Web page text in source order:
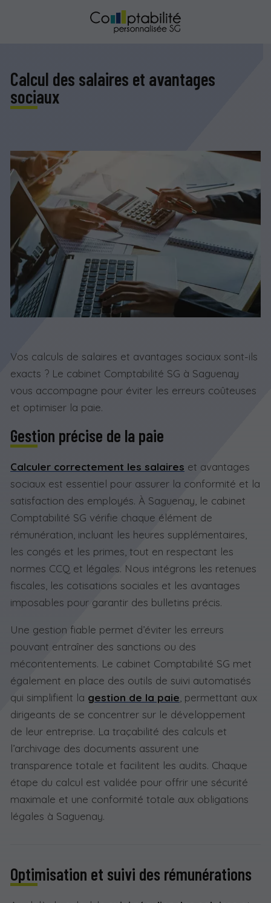
Calcul des salaires et avantages
sociaux
Vos calculs de salaires et avantages sociaux sont-ils
exacts ? Le cabinet Comptabilité SG à Saguenay
vous accompagne pour éviter les erreurs coûteuses
et optimiser la paie.
Gestion précise de la paie
Calculer correctement les salaires et avantages
sociaux est essentiel pour assurer la conformité et la
satisfaction des employés. À Saguenay, le cabinet
Comptabilité SG vérifie chaque élément de
rémunération, incluant les heures supplémentaires,
les congés et les primes, tout en respectant les
normes CCQ et légales. Nous intégrons les retenues
fiscales, les cotisations sociales et les avantages
imposables pour garantir des bulletins précis.
Une gestion fiable permet d’éviter les erreurs
pouvant entraîner des sanctions ou des
mécontentements. Le cabinet Comptabilité SG met
également en place des outils de suivi automatisés
qui simplifient la gestion de la paie , permettant aux
dirigeants de se concentrer sur le développement
de leur entreprise. La traçabilité des calculs et
l’archivage des documents assurent une
transparence totale et facilitent les audits. Chaque
étape du calcul est validée pour offrir une sécurité
maximale et une conformité totale aux obligations
légales à Saguenay.
Optimisation et suivi des rémunérations